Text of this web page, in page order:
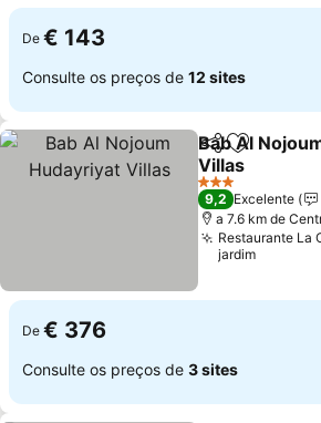
De € 143
Consulte os preços de 12 sites
PartilharAdicionar
Bab Al
Villas
Ver preços
3 Estrelas
9,2 Excelente
a 7.6 km de
Restaurante La
jardim
De € 376
Consulte os preços de 3 sites